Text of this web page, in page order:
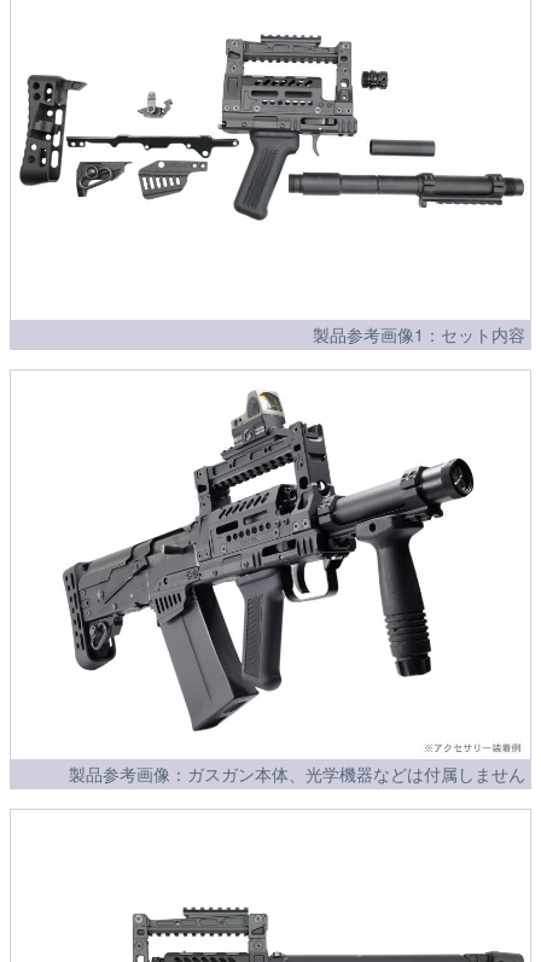
製品参考画像1：セット内容
製品参考画像：ガスガン本体、光学機器などは付属しません